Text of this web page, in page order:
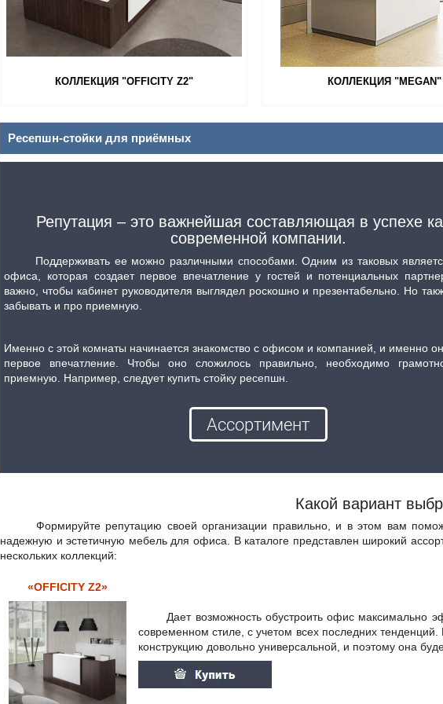
КОЛЛЕКЦИЯ "OFFICITY Z2" КОЛЛЕКЦИЯ "MEGAN"
Ресепшн-стойки для приёмных
Репутация – это важнейшая составляющая в успехе
современной компании.
Поддерживать ее можно различными способами. Одним из таковых
офиса, которая создает первое впечатление у гостей и потенциальных
важно, чтобы кабинет руководителя выглядел роскошно и презентабельно. Но
забывать и про приемную.
Именно с этой комнаты начинается знакомство с офисом и компанией, и именно
первое впечатление. Чтобы оно сложилось правильно, необходимо
приемную. Например, следует купить стойку ресепшн.
Какой вариант
Формируйте репутацию своей организации правильно, и в этом вам
надежную и эстетичную мебель для офиса. В каталоге представлен широкий
нескольких коллекций:
«OFFICITY Z2»
Дает возможность обустроить офис максимально
современном стиле, с учетом всех последних
конструкцию довольно универсальной, и поэтому она